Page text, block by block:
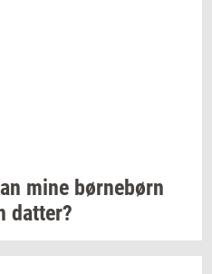
mine bør­ne­børn
dat­ter?